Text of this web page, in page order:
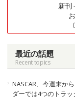
新刊
最近の話題
Recent topics
NASCAR、今週末か
ダーでは4つのトラ